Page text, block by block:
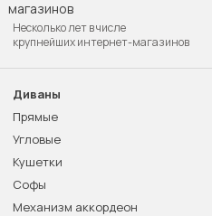
Несколько лет в числе
крупнейших интернет-магазинов
Диваны
Прямые
Угловые
Кушетки
Софы
Механизм аккордеон